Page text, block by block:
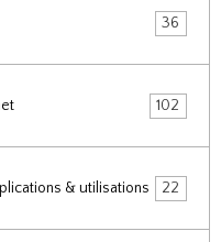
36
102
& utilisations 22